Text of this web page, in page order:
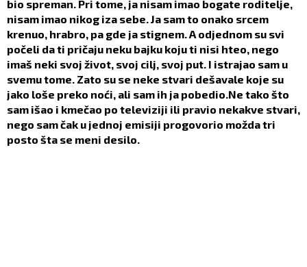
bio spreman. Pri tome, ja nisam imao bogate roditelje,
nisam imao nikog iza sebe. Ja sam to onako srcem
krenuo, hrabro, pa gde ja stignem. A odjednom su svi
počeli da ti pričaju neku bajku koju ti nisi hteo, nego
imaš neki svoj život, svoj cilj, svoj put. I istrajao sam u
svemu tome. Zato su se neke stvari dešavale koje su
jako loše preko noći, ali sam ih ja pobedio.Ne tako što
sam išao i kmečao po televiziji ili pravio nekakve stvari,
nego sam čak u jednoj emisiji progovorio možda tri
posto šta se meni desilo.